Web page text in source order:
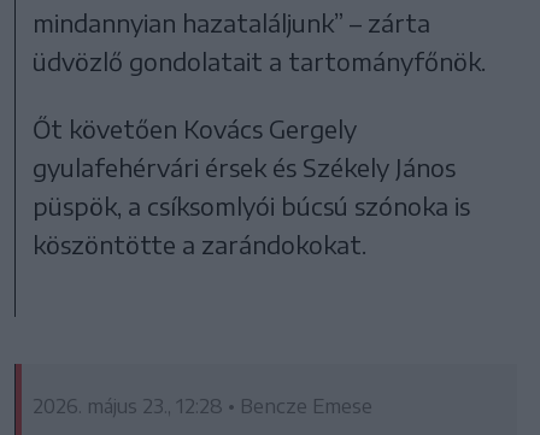
mindannyian hazataláljunk” – zárta
üdvözlő gondolatait a tartományfőnök.
Őt követően Kovács Gergely
gyulafehérvári érsek és Székely János
püspök, a csíksomlyói búcsú szónoka is
köszöntötte a zarándokokat.
2026. május 23., 12:28 • Bencze Emese